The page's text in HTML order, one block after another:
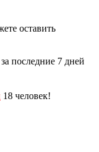
оставить
за последние 7 дней
18 человек!